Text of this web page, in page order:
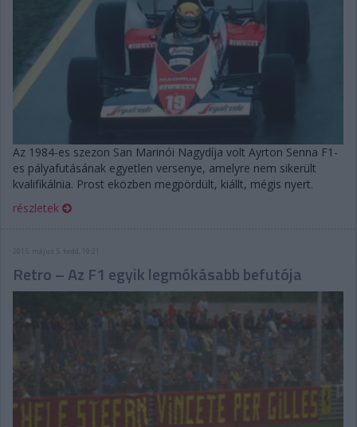
Az 1984-es szezon San Marinói Nagydíja volt Ayrton Senna F1-
es pályafutásának egyetlen versenye, amelyre nem sikerült
kvalifikálnia. Prost eközben megpördült, kiállt, mégis nyert.
részletek
2015. május 5. kedd, 19:21
Retro – Az F1 egyik legmókásabb befutója